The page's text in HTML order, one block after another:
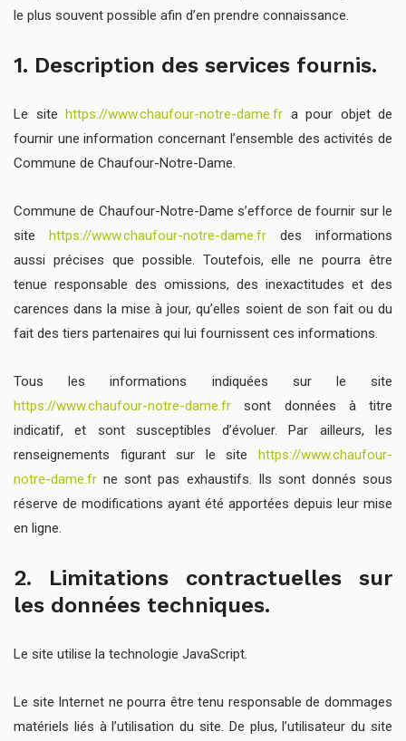
le plus souvent possible afin d’en prendre connaissance.
1. Description des services fournis.
Le site https://www.chaufour-notre-dame.fr a pour objet de
fournir une information concernant l’ensemble des activités de
Commune de Chaufour-Notre-Dame.
Commune de Chaufour-Notre-Dame s’efforce de fournir sur le
site https://www.chaufour-notre-dame.fr des informations
aussi précises que possible. Toutefois, elle ne pourra être
tenue responsable des omissions, des inexactitudes et des
carences dans la mise à jour, qu’elles soient de son fait ou du
fait des tiers partenaires qui lui fournissent ces informations.
Tous les informations indiquées sur le site
https://www.chaufour-notre-dame.fr sont données à titre
indicatif, et sont susceptibles d’évoluer. Par ailleurs, les
renseignements figurant sur le site https://www.chaufour-
notre-dame.fr ne sont pas exhaustifs. Ils sont donnés sous
réserve de modifications ayant été apportées depuis leur mise
en ligne.
2. Limitations contractuelles sur
les données techniques.
Le site utilise la technologie JavaScript.
Le site Internet ne pourra être tenu responsable de dommages
matériels liés à l’utilisation du site. De plus, l’utilisateur du site